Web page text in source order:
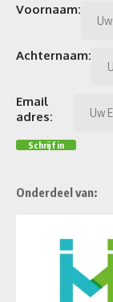
Voornaam:
Achternaam:
Email
adres:
Onderdeel van: